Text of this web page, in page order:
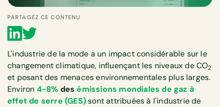
PARTAGEZ CE CONTENU
L'industrie de la mode a un impact considérable sur le
changement climatique, influençant les niveaux de CO2
et posant des menaces environnementales plus larges.
Environ 4-8% desémissions mondiales de gaz à
effet de serre (GES)sont attribuées à l'industrie de